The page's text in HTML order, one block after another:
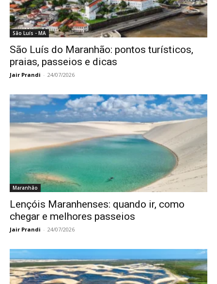
São Luís - MA
São Luís do Maranhão: pontos turísticos,
praias, passeios e dicas
Jair Prandi - 24/07/2026
Maranhão
Lençóis Maranhenses: quando ir, como
chegar e melhores passeios
Jair Prandi - 24/07/2026